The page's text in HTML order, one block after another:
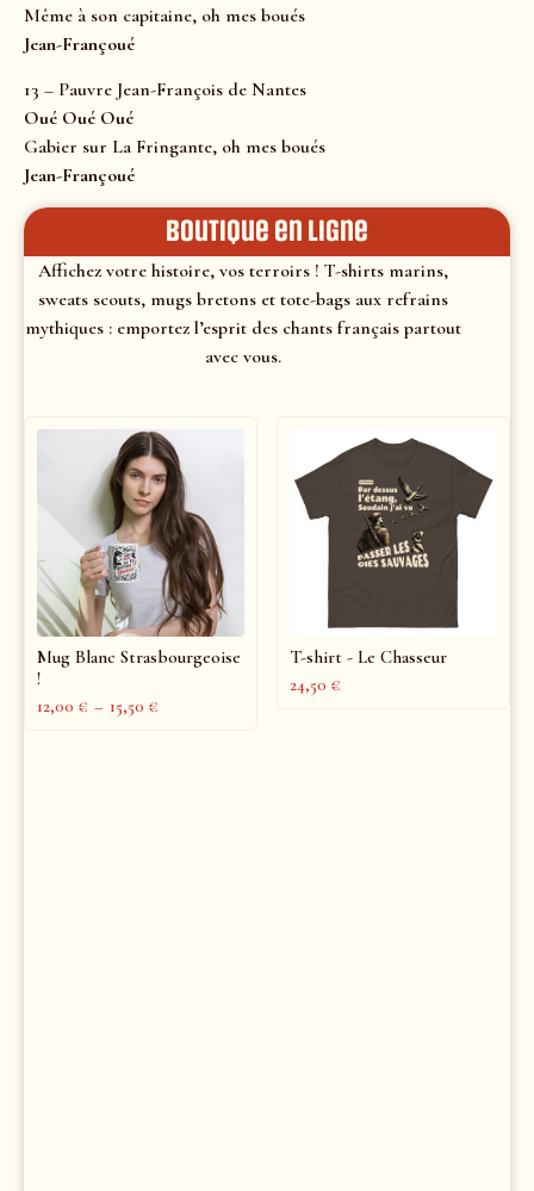
Même à son capitaine, oh mes boués
Jean-Françoué
13 – Pauvre Jean-François de Nantes
Oué Oué Oué
Gabier sur La Fringante, oh mes boués
Jean-Françoué
Boutique en ligne
Affichez votre histoire, vos terroirs ! T-shirts marins,
sweats scouts, mugs bretons et tote-bags aux refrains
mythiques : emportez l’esprit des chants français partout
avec vous.
Mug Blanc Strasbourgeoise
!
12,00 € – 15,50 €
T-shirt - Le Chasseur
24,50 €